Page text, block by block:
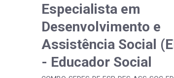
Especialista em
Desenvolvimento e
Assistência Social
- Educador Social